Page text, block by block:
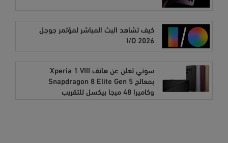
كيف تشاهد البث المباشر لمؤتمر جوجل
I/O 2026
سوني تعلن عن هاتف Xperia 1 VIII
بمعالج Snapdragon 8 Elite Gen 5
وكاميرا 48 ميجا بيكسل للتقريب